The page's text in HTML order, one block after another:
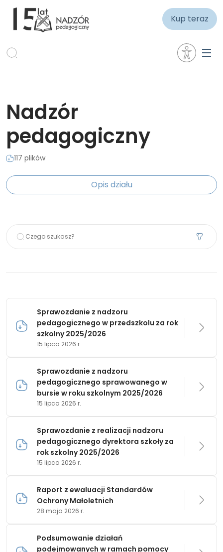
Kup teraz
Nadzór
pedagogiczny
117 plików
Opis działu
Sprawozdanie z nadzoru
pedagogicznego w przedszkolu za rok
szkolny 2025/2026
15 lipca 2026 r.
Sprawozdanie z nadzoru
pedagogicznego sprawowanego w
bursie w roku szkolnym 2025/2026
15 lipca 2026 r.
Sprawozdanie z realizacji nadzoru
pedagogicznego dyrektora szkoły za
rok szkolny 2025/2026
15 lipca 2026 r.
Raport z ewaluacji Standardów
Ochrony Małoletnich
28 maja 2026 r.
Podsumowanie działań
podejmowanych w ramach pomocy